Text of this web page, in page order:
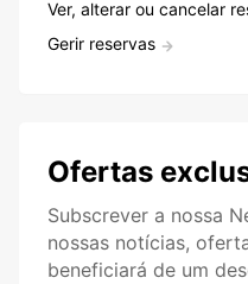
Ver, alterar ou cancelar
Gerir reservas
Ofertas
Subscrever a nossa
nossas notícias,
beneficiará de um